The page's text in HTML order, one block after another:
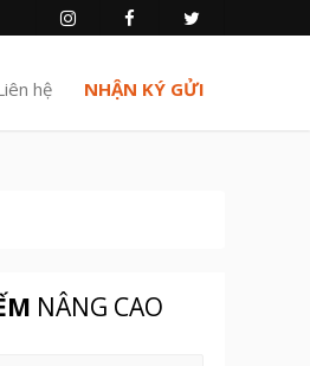
hệ NHẬN KÝ GỬI
NÂNG CAO